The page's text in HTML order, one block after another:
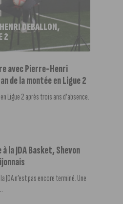
DEBALLON,
2
avec Pierre-Henri
de la montée en Ligue 2
Ligue 2 après trois ans d’absence.
la JDA Basket, Shevon
JDA n’est pas encore terminé. Une